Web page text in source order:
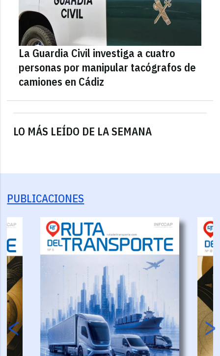
LO MÁS LEÍDO DE LA SEMANA
La Guardia Civil investiga a cuatro
personas por manipular tacógrafos de
camiones en Cádiz
PUBLICACIONES